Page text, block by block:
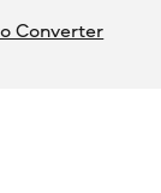
Converter